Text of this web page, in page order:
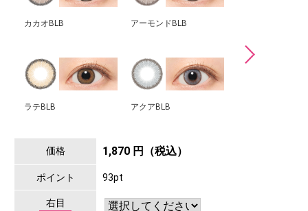
カカオBLB アーモンドBLB
ラテBLB アクアBLB
価格 1,870 円（税込）
ポイント 93pt
右目